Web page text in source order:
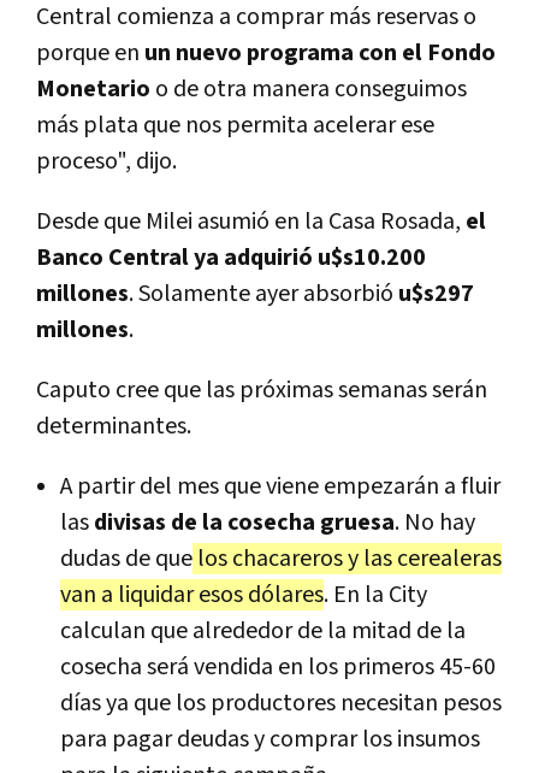
Central comienza a comprar más reservas o
porque en un nuevo programa con el Fondo
Monetario o de otra manera conseguimos
más plata que nos permita acelerar ese
proceso", dijo.
Desde que Milei asumió en la Casa Rosada, el
Banco Central ya adquirió u$s10.200
millones. Solamente ayer absorbió u$s297
millones.
Caputo cree que las próximas semanas serán
determinantes.
A partir del mes que viene empezarán a fluir
lasdivisas de la cosecha gruesa. No hay
dudas de que los chacareros y las cerealeras
van a liquidar esos dólares. En la City
calculan que alrededor de la mitad de la
cosecha será vendida en los primeros 45-60
días ya que los productores necesitan pesos
para pagar deudas y comprar los insumos